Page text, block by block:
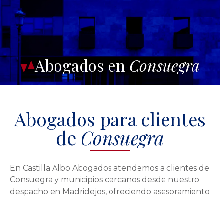
Abogados enConsuegra
Abogados para clientes
de Consuegra
En Castilla Albo Abogados atendemos a clientes de
Consuegra y municipios cercanos desde nuestro
despacho en Madridejos, ofreciendo asesoramiento